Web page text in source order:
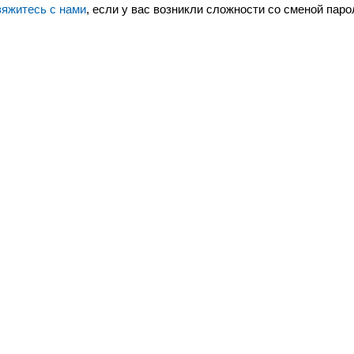
с нами, если у вас возникли сложности со сменой